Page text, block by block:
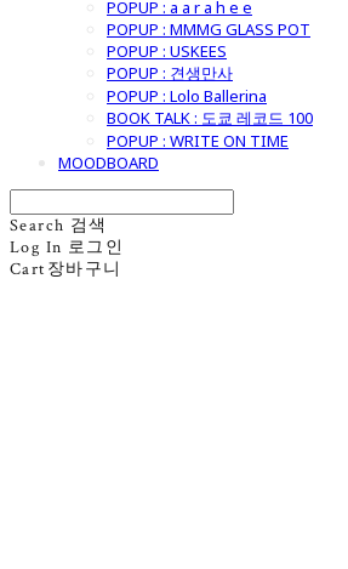
POPUP : a a r a h e e
POPUP : MMMG GLASS POT
POPUP : USKEES
POPUP : 견생만사
POPUP : Lolo Ballerina
BOOK TALK : 도쿄 레코드 100
POPUP : WRITE ON TIME
MOODBOARD
Search 검색
Log In 로그인
Cart 장바구니